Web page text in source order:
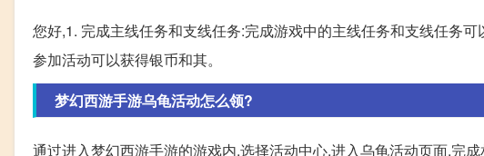
您好,1. 完成主线任务和支线任务:完成游戏中的主线任务和支线任务
参加活动可以获得银币和其。
梦幻西游手游乌龟活动怎么领?
通过进入梦幻西游手游的游戏内,选择活动中心,进入乌龟活动页面,完